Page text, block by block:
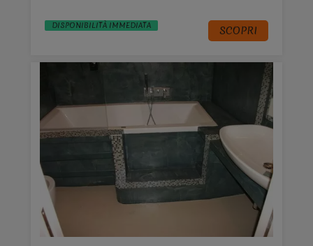
DISPONIBILITÀ IMMEDIATA SCOPRI